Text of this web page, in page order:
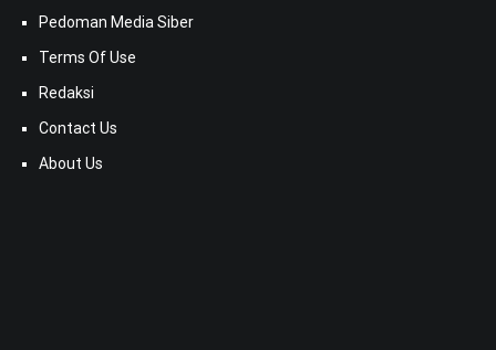
Pedoman Media Siber
Terms Of Use
Redaksi
Contact Us
About Us